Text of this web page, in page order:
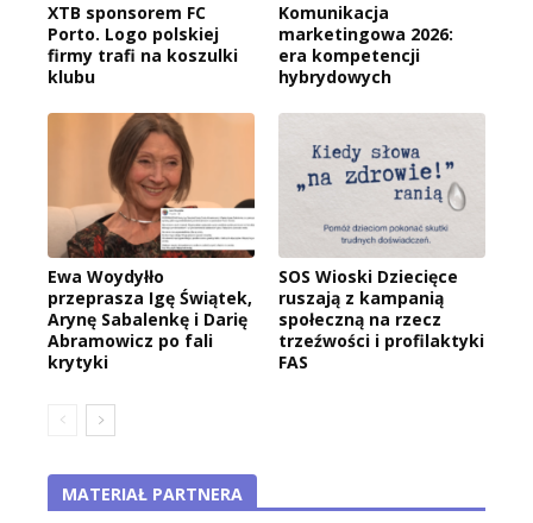
XTB sponsorem FC
Porto. Logo polskiej
firmy trafi na koszulki
klubu
Komunikacja
marketingowa 2026:
era kompetencji
hybrydowych
Ewa Woydyłło
przeprasza Igę Świątek,
Arynę Sabalenkę i Darię
Abramowicz po fali
krytyki
SOS Wioski Dziecięce
ruszają z kampanią
społeczną na rzecz
trzeźwości i profilaktyki
FAS
MATERIAŁ PARTNERA